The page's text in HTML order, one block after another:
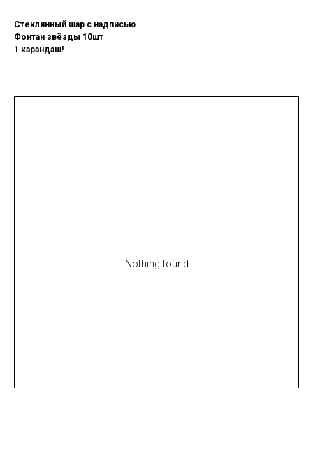
Стеклянный шар с надписью
Фонтан звёзды 10шт
1 карандаш!
Nothing found